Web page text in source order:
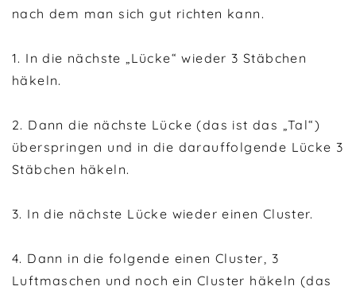
nach dem man sich gut richten kann.
1. In die nächste „Lücke“ wieder 3 Stäbchen
häkeln.
2. Dann die nächste Lücke (das ist das „Tal“)
überspringen und in die darauffolgende Lücke 3
Stäbchen häkeln.
3. In die nächste Lücke wieder einen Cluster.
4. Dann in die folgende einen Cluster, 3
Luftmaschen und noch ein Cluster häkeln (das